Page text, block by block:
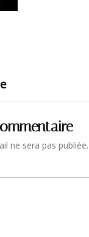
ne sera pas publiée.